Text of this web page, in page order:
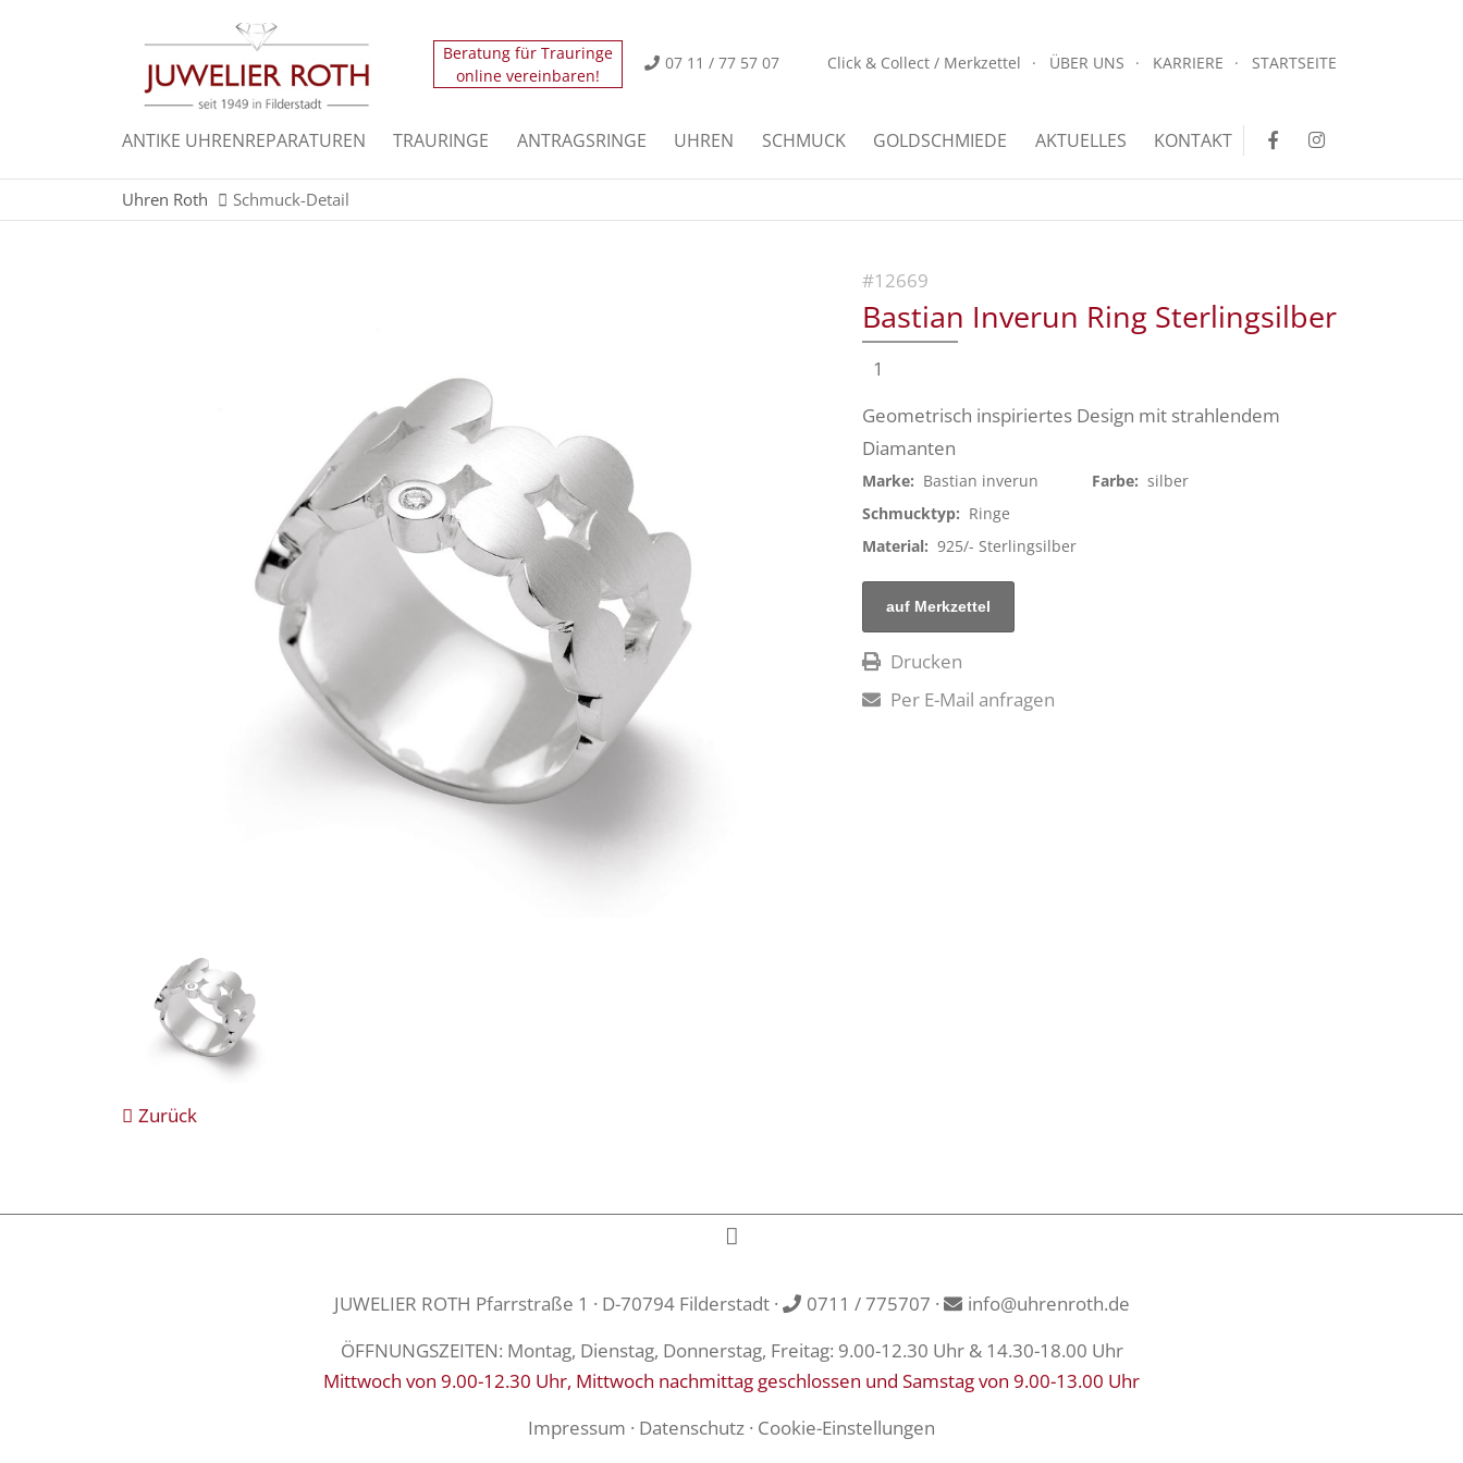
Der Eintrag "offcanvas-col1" existiert leider nicht.
Der Eintrag "offcanvas-col2" existiert leider nicht.
Der Eintrag "offcanvas-col3" existiert leider nicht.
Click & Collect / Merkzettel ÜBER UNS KARRIERE STARTSEITE
07 11 / 77 57 07
Beratung für Trauringe
online vereinbaren!
ANTIKE UHRENREPARATUREN TRAURINGE ANTRAGSRINGE UHREN SCHMUCK GOLDSCHMIEDE AKTUELLES KONTAKT
Uhren Roth Schmuck-Detail
#12669
Bastian Inverun Ring Sterlingsilber
1
Geometrisch inspiriertes Design mit strahlendem
Diamanten
Marke: Bastian inverun
Schmucktyp: Ringe
Material: 925/- Sterlingsilber
Farbe: silber
Drucken
Per E-Mail anfragen
Zurück
JUWELIER ROTH Pfarrstraße 1 · D-70794 Filderstadt · 0711 / 775707 ·
info@uhrenroth.de
ÖFFNUNGSZEITEN: Montag, Dienstag, Donnerstag, Freitag: 9.00-12.30 Uhr & 14.30-18.00 Uhr
Mittwoch von 9.00-12.30 Uhr, Mittwoch nachmittag geschlossen und Samstag von 9.00-13.00 Uhr
Impressum · Datenschutz · Cookie-Einstellungen